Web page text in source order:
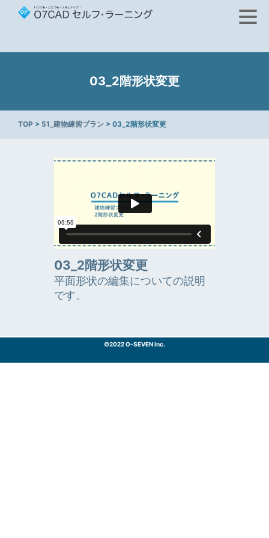
03_2階形状変更
TOP > 51_建物練習プラン > 03_2階形状変更
03_2階形状変更
平面形状の編集についての説明
です。
©2022 O-SEVEN Inc.